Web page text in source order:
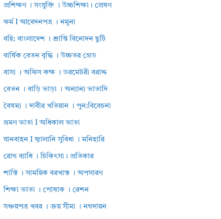
প্রশিক্ষণ । সংযুক্তি । উচ্চশিক্ষা। প্রেষণ
ফর্ম I আবেদনপত্র । নমুনা
বহি: বাংলাদেশ । শ্রান্তি বিনোদন ছুটি
বার্ষিক বেতন বৃদ্ধি । উচ্চতর গ্রেড
বাসা । অফিস কক্ষ । ডরমেটরী বরাদ্দ
বেতন । বাড়ি ভাড়া । অন্যান্য ভাতাদি
বৈষম্য । দাবীর খতিয়ান । পুন:বিবেচনা
ভ্রমণ ভাতা I অধিকাল ভাতা
যানবাহন I জ্বালানি সুবিধা । মনিহারি
রোগ ব্যাধি । চিকিৎসা। প্রতিকার
শাস্তি । সাময়িক বরখাস্ত । অপসারণ
শিক্ষা ভাতা । পোষাক । রেশন
সঞ্চয়পত্র খবর । ক্রয় সীমা । নগদায়ন